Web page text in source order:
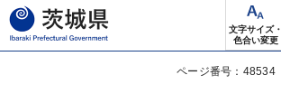
茨城県
文字サイズ・
色合い変更
ページ番号：48534